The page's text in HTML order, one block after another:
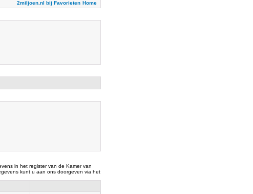
2miljoen.nl bij Favorieten Home
in het register van de Kamer van
kunt u aan ons doorgeven via het